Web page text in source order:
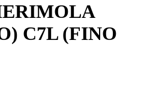
C7L (FINO